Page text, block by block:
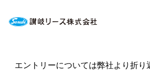
ABOUT US
エントリーについては弊社より折り